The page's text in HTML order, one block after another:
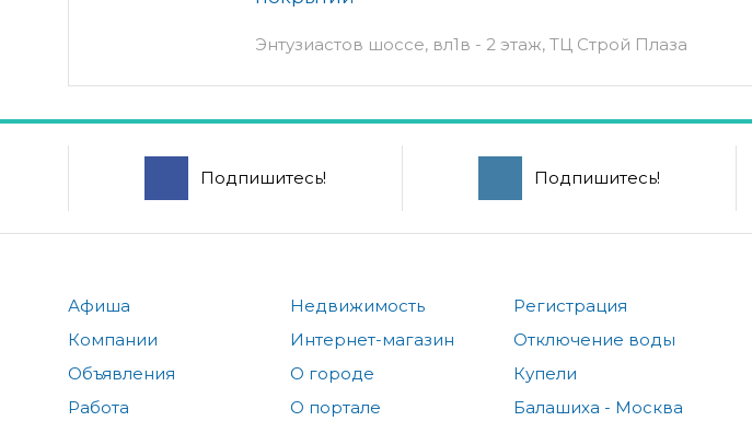
Энтузиастов шоссе, вл1в - 2 этаж, ТЦ Строй Плаза
Подпишитесь! Подпишитесь!
Афиша
Компании
Объявления
Работа
Недвижимость
Интернет-магазин
О городе
О портале
Регистрация
Отключение воды
Купели
Балашиха - Москва